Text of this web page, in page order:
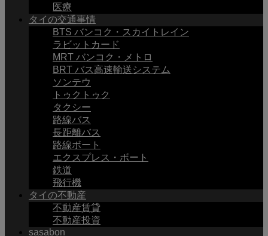
医療
タイの交通事情
BTS バンコク・スカイトレイン
ラビットカード
MRT バンコク・メトロ
BRT バス高速輸送システム
ソンテウ
トゥクトゥク
タクシー
路線バス
長距離バス
路線ボート
エクスプレス・ボート
鉄道
飛行機
タイの不動産
不動産賃貸
不動産投資
sasabon